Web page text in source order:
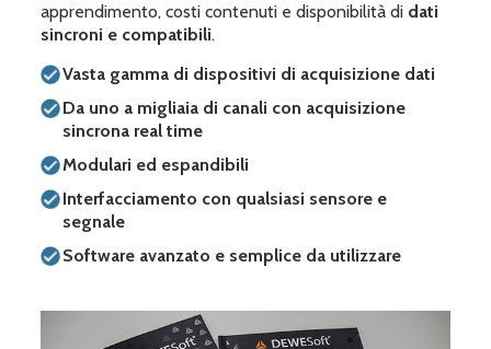
apprendimento, costi contenuti e disponibilità didati
sincroni e compatibili.
Vasta gamma di dispositivi di acquisizione dati
Da uno a migliaia di canali con acquisizione
sincrona real time
Modulari ed espandibili
Interfacciamento con qualsiasi sensore e
segnale
Software avanzato e semplice da utilizzare